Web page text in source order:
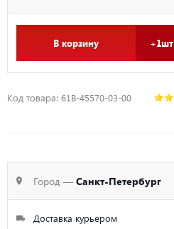
В корзину +1шт
Код товара: 61B-45570-03-00
Город — Санкт-Петербург
Доставка курьером